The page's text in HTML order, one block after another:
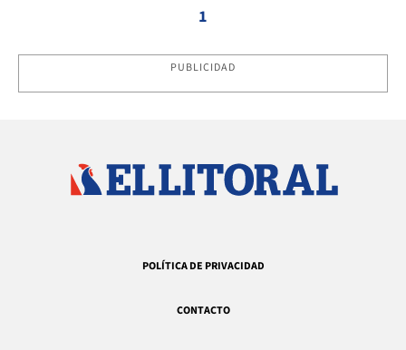
1
PUBLICIDAD
POLÍTICA DE PRIVACIDAD
CONTACTO